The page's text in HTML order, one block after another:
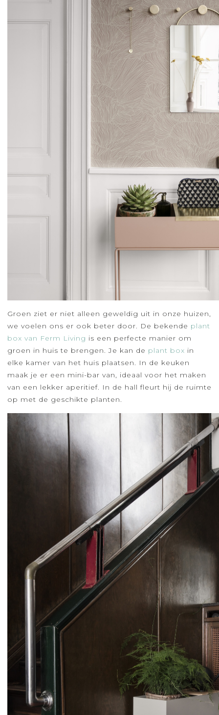
Groen ziet er niet alleen geweldig uit in onze huizen,
we voelen ons er ook beter door. De bekende plant
box van Ferm Living is een perfecte manier om
groen in huis te brengen. Je kan de plant box in
elke kamer van het huis plaatsen. In de keuken
maak je er een mini-bar van, ideaal voor het maken
van een lekker aperitief. In de hall fleurt hij de ruimte
op met de geschikte planten.